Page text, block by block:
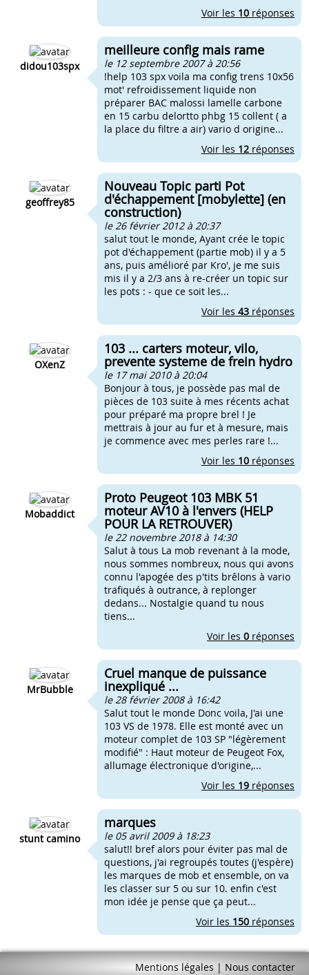
Voir les 10 réponses
didou103spx
meilleure config mais rame
le 12 septembre 2007 à 20:56
!help 103 spx voila ma config trens 10x56
mot' refroidissement liquide non
préparer BAC malossi lamelle carbone
en 15 carbu delortto phbg 15 collent ( a
la place du filtre a air) vario d origine...
Voir les 12 réponses
geoffrey85
Nouveau Topic parti Pot
d'échappement [mobylette] (en
construction)
le 26 février 2012 à 20:37
salut tout le monde, Ayant crée le topic
pot d'échappement (partie mob) il y a 5
ans, puis amélioré par Kro', je me suis
mis il y a 2/3 ans à re-créer un topic sur
les pots : - que ce soit les...
Voir les 43 réponses
OXenZ
103 ... carters moteur, vilo,
prevente systeme de frein hydro
le 17 mai 2010 à 20:04
Bonjour à tous, je possède pas mal de
pièces de 103 suite à mes récents achat
pour préparé ma propre brel ! Je
mettrais à jour au fur et à mesure, mais
je commence avec mes perles rare !...
Voir les 10 réponses
Mobaddict
Proto Peugeot 103 MBK 51
moteur AV10 à l'envers (HELP
POUR LA RETROUVER)
le 22 novembre 2018 à 14:30
Salut à tous La mob revenant à la mode,
nous sommes nombreux, nous qui avons
connu l'apogée des p'tits brêlons à vario
trafiqués à outrance, à replonger
dedans... Nostalgie quand tu nous
tiens...
Voir les 0 réponses
MrBubble
Cruel manque de puissance
inexpliqué ...
le 28 février 2008 à 16:42
Salut tout le monde Donc voila, J'ai une
103 VS de 1978. Elle est monté avec un
moteur complet de 103 SP "légèrement
modifié" : Haut moteur de Peugeot Fox,
allumage électronique d'origine,...
Voir les 19 réponses
stunt camino
marques
le 05 avril 2009 à 18:23
salut!! bref alors pour éviter pas mal de
questions, j'ai regroupés toutes (j'espère)
les marques de mob et ensemble, on va
les classer sur 5 ou sur 10. enfin c'est
mon idée je pense que ça peut...
Voir les 150 réponses
Mentions légales | Nous contacter